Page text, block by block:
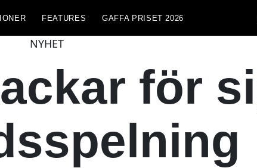
FEATURES GAFFA PRISET 2026
NYHET
för